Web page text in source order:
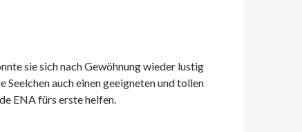
sie sich nach Gewöhnung wieder lustig
auch einen geeigneten und tollen
ENA fürs erste helfen.